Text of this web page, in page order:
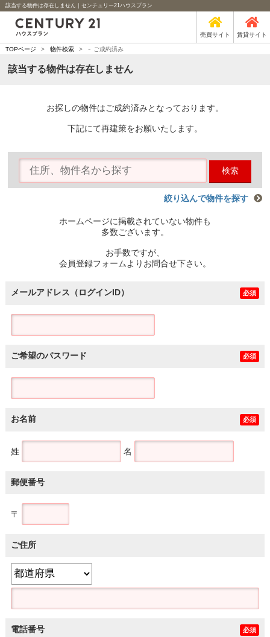
該当する物件は存在しません｜センチュリー21ハウスプラン
売買サイト 賃貸サイト
TOPページ > 物件検索 > - ご成約済み
該当する物件は存在しません
お探しの物件はご成約済みとなっております。
下記にて再建策をお願いたします。
検索
絞り込んで物件を探す
ホームページに掲載されていない物件も
多数ございます。
お手数ですが、
会員登録フォームよりお問合せ下さい。
メールアドレス（ログインID） 必須
ご希望のパスワード 必須
お名前 必須
姓 名
郵便番号
〒
ご住所
電話番号 必須